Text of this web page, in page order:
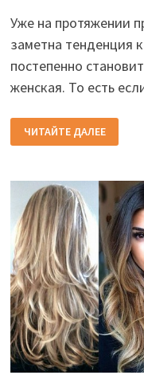
Уже на протяжении
заметна тенденция
постепенно
женская. То есть
МУЖСКОЙ
ВЗГЛЯД:
PIERRE
ЧИТАЙТЕ ДАЛЕЕ